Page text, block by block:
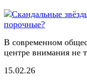
В современном
центре внимания не
15.02.26